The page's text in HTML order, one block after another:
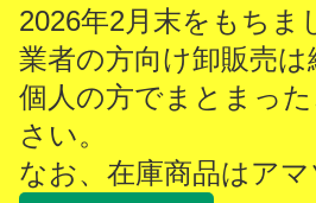
2026年2月末をもち
業者の方向け卸販売
個人の方でまとまっ
さい。
なお、在庫商品はア